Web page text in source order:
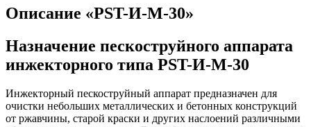
Описание «PST-И-М-30»
Назначение пескоструйного аппарата
инжекторного типа PST-И-М-30
Инжекторный пескоструйный аппарат предназначен для
очистки небольших металлических и бетонных конструкций
от ржавчины, старой краски и других наслоений различными